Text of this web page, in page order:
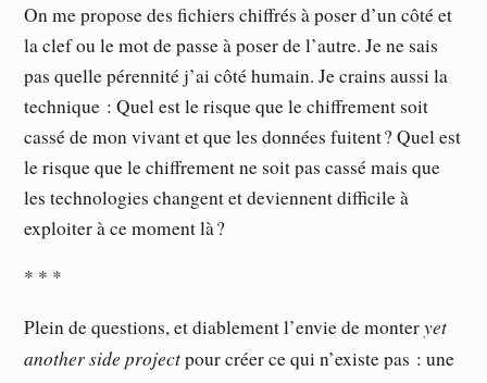
On me propose des fichiers chiffrés à poser d’un côté et
la clef ou le mot de passe à poser de l’autre. Je ne sais
pas quelle pérennité j’ai côté humain. Je crains aussi la
technique : Quel est le risque que le chiffrement soit
cassé de mon vivant et que les données fuitent ? Quel est
le risque que le chiffrement ne soit pas cassé mais que
les technologies changent et deviennent difficile à
exploiter à ce moment là ?
* * *
Plein de questions, et diablement l’envie de monteryet
another side projectpour créer ce qui n’existe pas : une